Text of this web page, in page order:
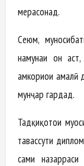
мерасонад.
Сеюм,
намунаи он
ҳамкориҳои
мунҷар гардад.
Тадқиқотҳои
тавассути
саҳми